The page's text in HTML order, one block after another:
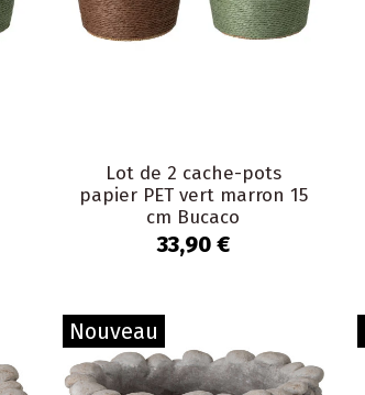
Lot de 2 cache-pots
papier PET vert marron 15
cm Bucaco
33,90 €
Nouveau